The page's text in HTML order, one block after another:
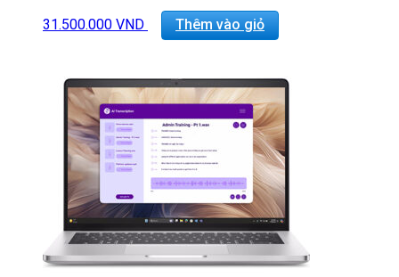
GPU: Integrated Intel® Arc™ graphics for Intel®
Core™ Ultra 5 238V vPro® processor, 32 GB
Trọng lượng: 1.40 kg
31.500.000 VND Thêm vào giỏ